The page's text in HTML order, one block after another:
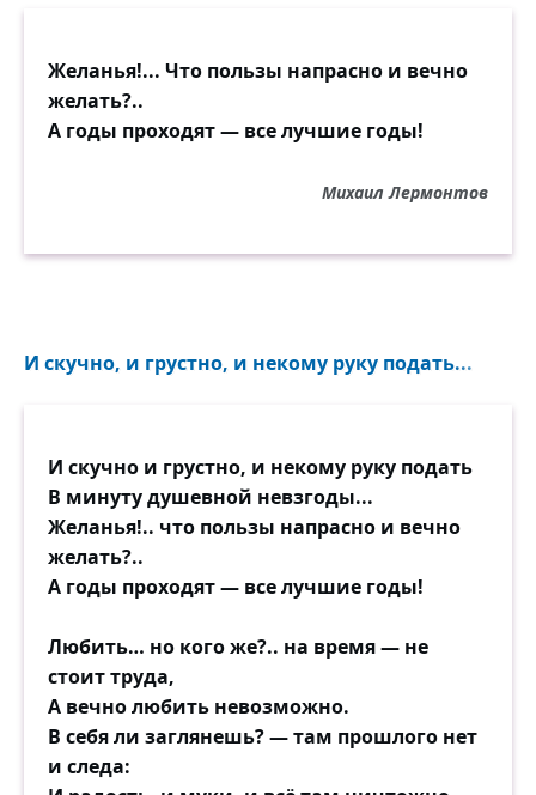
Желанья!... Что пользы напрасно и вечно
желать?..
А годы проходят — все лучшие годы!
Михаил Лермонтов
И скучно, и грустно, и некому руку подать...
И скучно и грустно, и некому руку подать
В минуту душевной невзгоды...
Желанья!.. что пользы напрасно и вечно
желать?..
А годы проходят — все лучшие годы!
Любить… но кого же?.. на время — не
стоит труда,
А вечно любить невозможно.
В себя ли заглянешь? — там прошлого нет
и следа: